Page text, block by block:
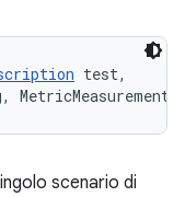
test,
scenario di